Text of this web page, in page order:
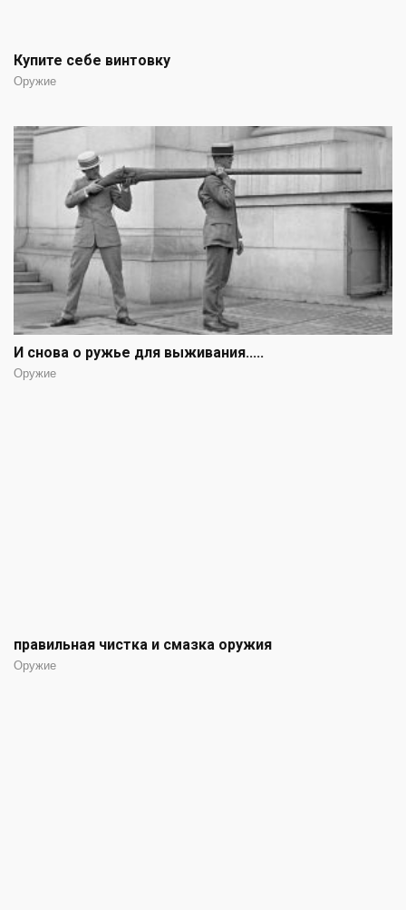
Купите себе винтовку
Оружие
И снова о ружье для выживания.....
Оружие
правильная чистка и смазка оружия
Оружие